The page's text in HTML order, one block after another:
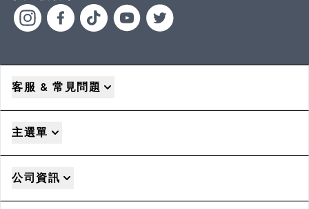
客服 & 常見問題
主選單
公司資訊